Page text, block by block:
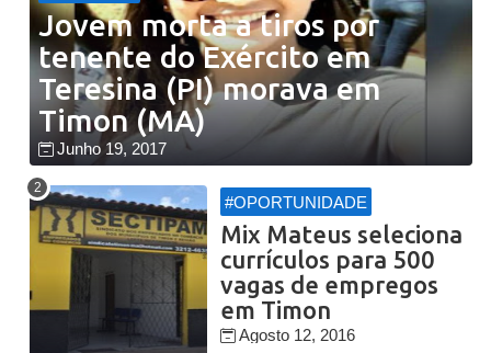
Jovem morta a tiros por
tenente do Exército em
Teresina (PI) morava em
Timon (MA)
Junho 19, 2017
#OPORTUNIDADE
Mix Mateus seleciona
currículos para 500
vagas de empregos
em Timon
Agosto 12, 2016